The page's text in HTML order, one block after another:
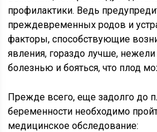
профилактики. Ведь
преждевременных родов и
факторы, способствующие
явления, гораздо лучше,
болезнью и бояться, что плод
Прежде всего, еще задолго до
беременности необходимо
медицинское обследование: